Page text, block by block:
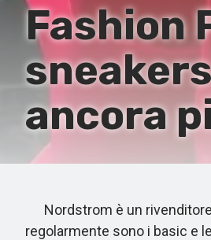
Fashion
ancora
Nordstrom è un rivenditore
regolarmente sono i basic e